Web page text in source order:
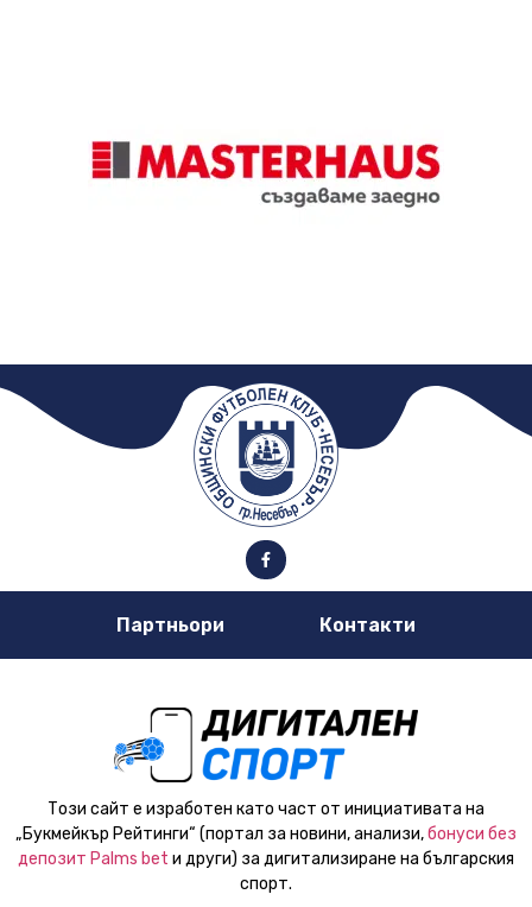
Партньори Контакти
Този сайт е изработен като част от инициативата на
„Букмейкър Рейтинги“ (портал за новини, анализи,бонуси без
депозит Palms bet и други) за дигитализиране на българския
спорт.